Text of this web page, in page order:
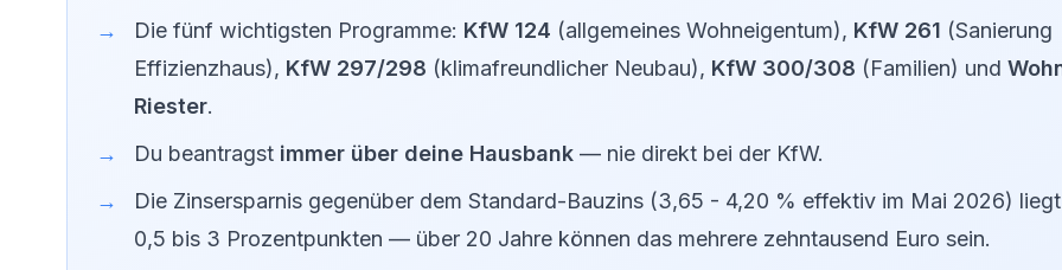
Die fünf wichtigsten Programme: KfW 124 (allgemeines Wohneigentum), KfW 261 (Sanierung
Effizienzhaus), KfW 297/298 (klimafreundlicher Neubau), KfW 300/308 (Familien) und
Riester.
Du beantragst immer über deine Hausbank — nie direkt bei der KfW.
Die Zinsersparnis gegenüber dem Standard-Bauzins (3,65 - 4,20 % effektiv im Mai 2026)
0,5 bis 3 Prozentpunkten — über 20 Jahre können das mehrere zehntausend Euro sein.